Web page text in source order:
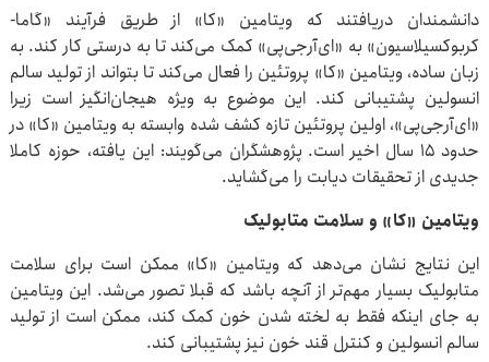
دانشمندان دریافتند که ویتامین «کا» از طریق فرآیند «گاما-
کربوکسیلاسیون» به «ای‌آرجی‌پی» کمک می‌کند تا به درستی کار کند. به
زبان ساده، ویتامین «کا» پروتئین را فعال می‌کند تا بتواند از تولید سالم
انسولین پشتیبانی کند. این موضوع به ویژه هیجان‌انگیز است زیرا
«ای‌آرجی‌پی»، اولین پروتئین تازه کشف شده وابسته به ویتامین «کا» در
حدود ۱۵ سال اخیر است. پژوهشگران می‌گویند: این یافته، حوزه کاملا
جدیدی از تحقیقات دیابت را می‌گشاید.
ویتامین «کا» و سلامت متابولیک
این نتایج نشان می‌دهد که ویتامین «کا» ممکن است برای سلامت
متابولیک بسیار مهم‌تر از آنچه باشد که قبلا تصور می‌شد. این ویتامین
به جای اینکه فقط به لخته شدن خون کمک کند، ممکن است از تولید
سالم انسولین و کنترل قند خون نیز پشتیبانی کند.